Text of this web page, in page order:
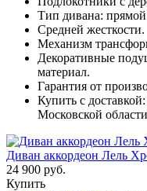
Тип дивана:
Средней жесткости.
Механизм
Декоративные
материал.
Гарантия от
Купить с
Московской области
Диван аккордеон Лель
24 900 руб.
Купить